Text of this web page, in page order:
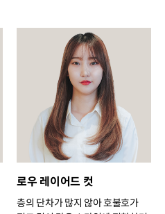
로우 레이어드 컷
층의 단차가 많지 않아 호불호가